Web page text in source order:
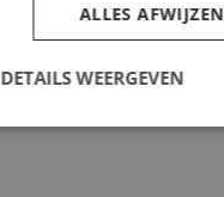
ALLES AFWIJZEN
DETAILS WEERGEVEN